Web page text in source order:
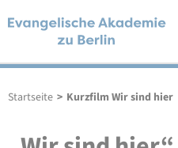
Startseite > Kurzfilm Wir sind hier